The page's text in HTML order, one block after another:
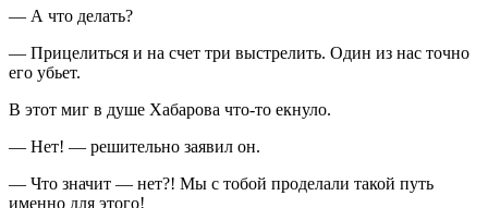
— А что делать?
— Прицелиться и на счет три выстрелить. Один из нас точно
его убьет.
В этот миг в душе Хабарова что-то екнуло.
— Нет! — решительно заявил он.
— Что значит — нет?! Мы с тобой проделали такой путь
именно для этого!